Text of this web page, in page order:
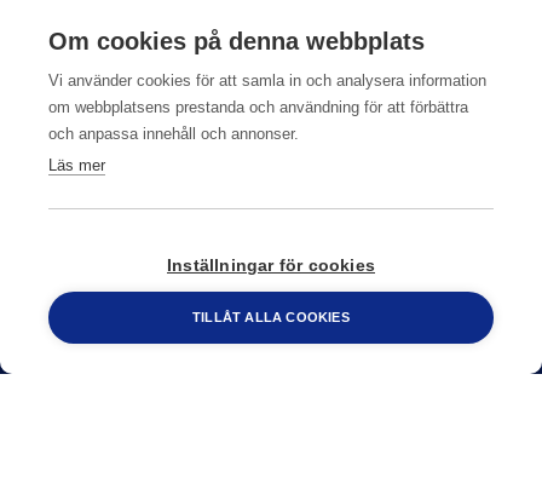
075 245 10 00
Om cookies på denna webbplats
Vi använder cookies för att samla in och analysera information
om webbplatsens prestanda och användning för att förbättra
och anpassa innehåll och annonser.
Läs mer
Inställningar för cookies
TILLÅT ALLA COOKIES